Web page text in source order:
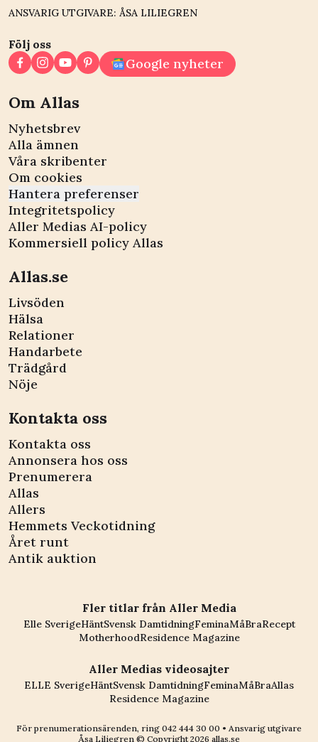
ANSVARIG UTGIVARE: ÅSA LILIEGREN
Följ oss
Google nyheter
Om Allas
Nyhetsbrev
Alla ämnen
Våra skribenter
Om cookies
Hantera preferenser
Integritetspolicy
Aller Medias AI-policy
Kommersiell policy Allas
Allas.se
Livsöden
Hälsa
Relationer
Handarbete
Trädgård
Nöje
Kontakta oss
Kontakta oss
Annonsera hos oss
Prenumerera
Allas
Allers
Hemmets Veckotidning
Året runt
Antik auktion
Fler titlar från Aller Media
Elle SverigeHäntSvensk DamtidningFeminaMåBraRecept
MotherhoodResidence Magazine
Aller Medias videosajter
ELLE SverigeHäntSvensk DamtidningFeminaMåBraAllas
Residence Magazine
För prenumerationsärenden, ring 042 444 30 00 • Ansvarig utgivare
Åsa Liliegren © Copyright2026 allas.se